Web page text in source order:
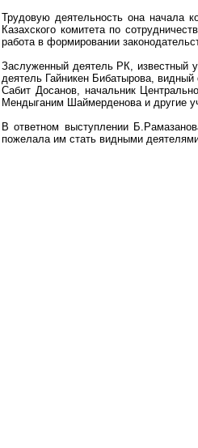
Трудовую деятельность она начала
Казахского комитета по
работа в формировании
Заслуженный деятель РК, известный
деятель Гайникен Бибатырова,
Сабит Досанов, начальник
Мендыганим Шаймерденова и другие
В ответном выступлении
пожелала им стать видными